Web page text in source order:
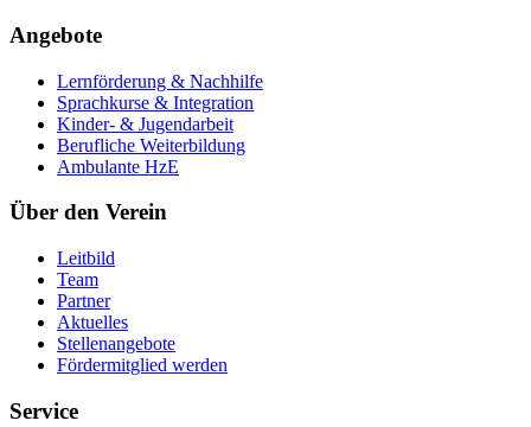
Angebote
Lernförderung & Nachhilfe
Sprachkurse & Integration
Kinder- & Jugendarbeit
Berufliche Weiterbildung
Ambulante HzE
Über den Verein
Leitbild
Team
Partner
Aktuelles
Stellenangebote
Fördermitglied werden
Service